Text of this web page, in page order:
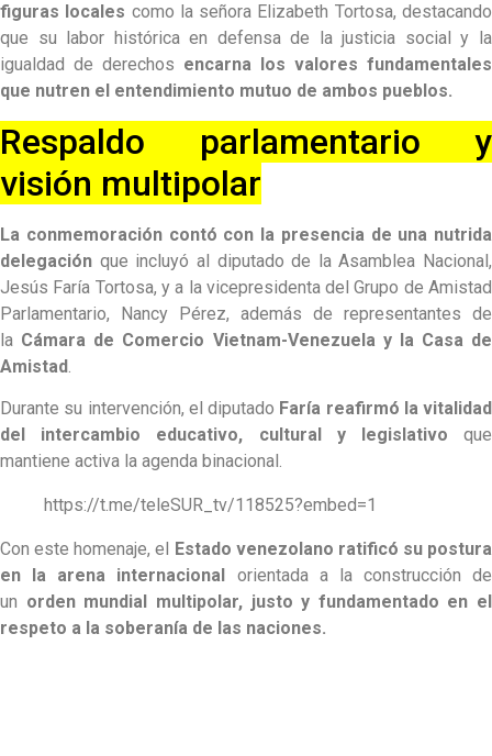
figuras locales como la señora Elizabeth Tortosa, destacando
que su labor histórica en defensa de la justicia social y la
igualdad de derechos encarna los valores fundamentales
que nutren el entendimiento mutuo de ambos pueblos.
Respaldo parlamentario y
visión multipolar
La conmemoración contó con la presencia de una nutrida
delegación que incluyó al diputado de la Asamblea Nacional,
Jesús Faría Tortosa, y a la vicepresidenta del Grupo de Amistad
Parlamentario, Nancy Pérez, además de representantes de
la Cámara de Comercio Vietnam-Venezuela y la Casa de
Amistad
Durante su intervención, el diputado Faría reafirmó la vitalidad
del intercambio educativo, cultural y legislativo que
mantiene activa la agenda binacional.
https://t.me/teleSUR_tv/118525?embed=1
Con este homenaje, el Estado venezolano ratificó su postura
en la arena internacional orientada a la construcción de
un orden mundial multipolar, justo y fundamentado en el
respeto a la soberanía de las naciones.